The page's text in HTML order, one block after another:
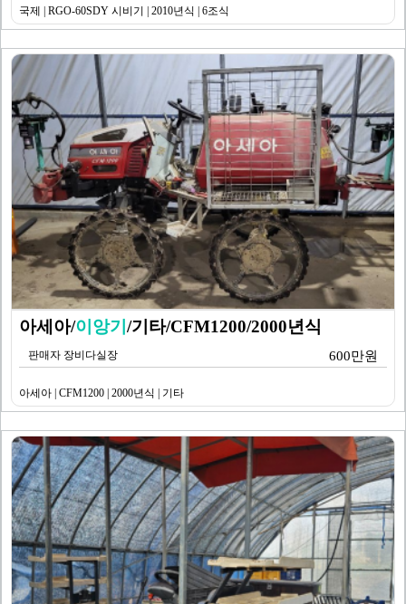
국제 | RGO-60SDY 시비기 | 2010년식 | 6조식
아세아/이앙기/기타/CFM1200/2000년식
판매자 장비다실장 600만원
아세아 | CFM1200 | 2000년식 | 기타